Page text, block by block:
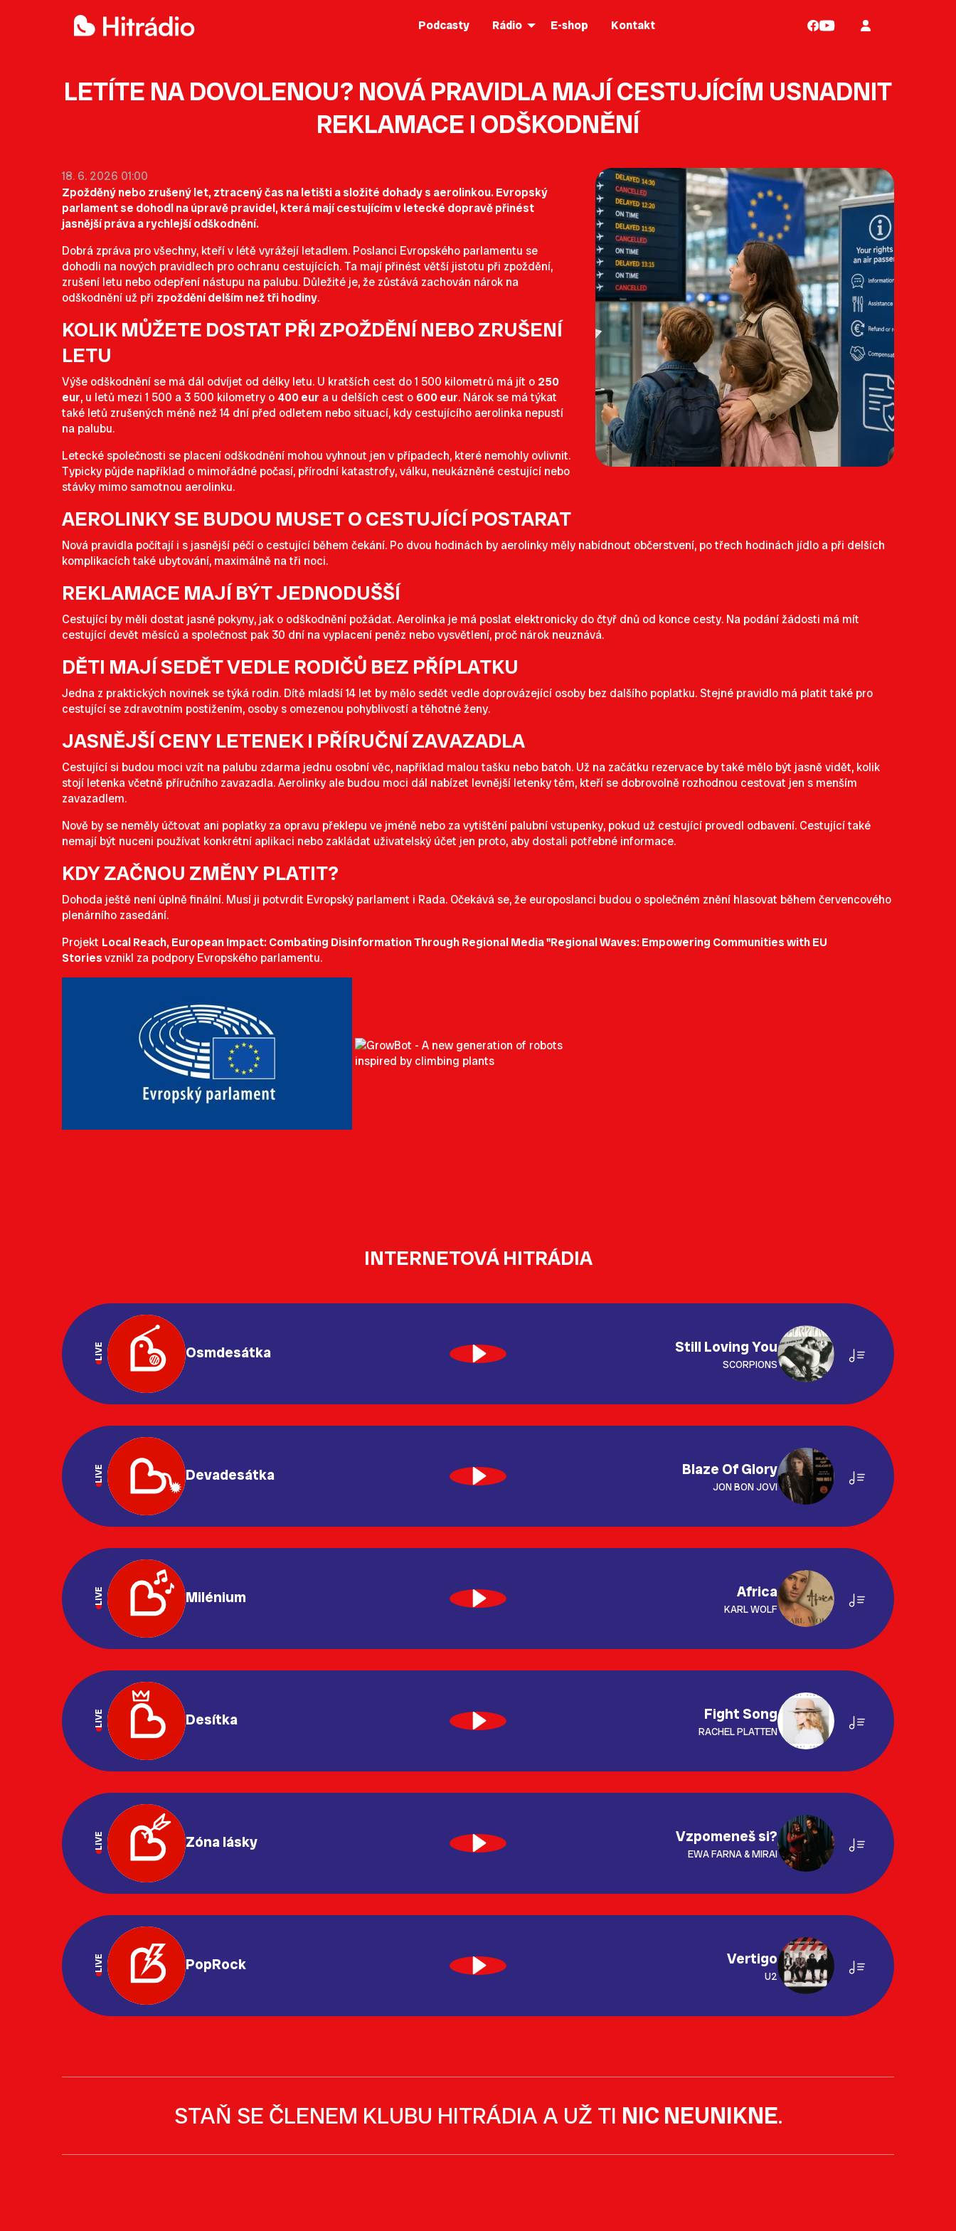
Podcasty Rádio E-shop Kontakt
LETÍTE NA DOVOLENOU? NOVÁ PRAVIDLA MAJÍ CESTUJÍCÍM USNADNIT
REKLAMACE I ODŠKODNĚNÍ
18. 6. 2026 01:00
Zpožděný nebo zrušený let, ztracený čas na letišti a složité dohady s aerolinkou. Evropský
parlament se dohodl na úpravě pravidel, která mají cestujícím v letecké dopravě přinést
jasnější práva a rychlejší odškodnění.
Dobrá zpráva pro všechny, kteří v létě vyrážejí letadlem. Poslanci Evropského parlamentu se
dohodli na nových pravidlech pro ochranu cestujících. Ta mají přinést větší jistotu při zpoždění,
zrušení letu nebo odepření nástupu na palubu. Důležité je, že zůstává zachován nárok na
odškodnění už při zpoždění delším než tři hodiny.
KOLIK MŮŽETE DOSTAT PŘI ZPOŽDĚNÍ NEBO ZRUŠENÍ
LETU
Výše odškodnění se má dál odvíjet od délky letu. U kratších cest do 1 500 kilometrů má jít o 250
eur, u letů mezi 1 500 a 3 500 kilometry o 400 eur a u delších cest o 600 eur. Nárok se má týkat
také letů zrušených méně než 14 dní před odletem nebo situací, kdy cestujícího aerolinka nepustí
na palubu.
Letecké společnosti se placení odškodnění mohou vyhnout jen v případech, které nemohly ovlivnit.
Typicky půjde například o mimořádné počasí, přírodní katastrofy, válku, neukázněné cestující nebo
stávky mimo samotnou aerolinku.
AEROLINKY SE BUDOU MUSET O CESTUJÍCÍ POSTARAT
Nová pravidla počítají i s jasnější péčí o cestující během čekání. Po dvou hodinách by aerolinky měly nabídnout občerstvení, po třech hodinách jídlo a při delších
komplikacích také ubytování, maximálně na tři noci.
REKLAMACE MAJÍ BÝT JEDNODUŠŠÍ
Cestující by měli dostat jasné pokyny, jak o odškodnění požádat. Aerolinka je má poslat elektronicky do čtyř dnů od konce cesty. Na podání žádosti má mít
cestující devět měsíců a společnost pak 30 dní na vyplacení peněz nebo vysvětlení, proč nárok neuznává.
DĚTI MAJÍ SEDĚT VEDLE RODIČŮ BEZ PŘÍPLATKU
Jedna z praktických novinek se týká rodin. Dítě mladší 14 let by mělo sedět vedle doprovázející osoby bez dalšího poplatku. Stejné pravidlo má platit také pro
cestující se zdravotním postižením, osoby s omezenou pohyblivostí a těhotné ženy.
JASNĚJŠÍ CENY LETENEK I PŘÍRUČNÍ ZAVAZADLA
Cestující si budou moci vzít na palubu zdarma jednu osobní věc, například malou tašku nebo batoh. Už na začátku rezervace by také mělo být jasně vidět, kolik
stojí letenka včetně příručního zavazadla. Aerolinky ale budou moci dál nabízet levnější letenky těm, kteří se dobrovolně rozhodnou cestovat jen s menším
zavazadlem.
Nově by se neměly účtovat ani poplatky za opravu překlepu ve jméně nebo za vytištění palubní vstupenky, pokud už cestující provedl odbavení. Cestující také
nemají být nuceni používat konkrétní aplikaci nebo zakládat uživatelský účet jen proto, aby dostali potřebné informace.
KDY ZAČNOU ZMĚNY PLATIT?
Dohoda ještě není úplně finální. Musí ji potvrdit Evropský parlament i Rada. Očekává se, že europoslanci budou o společném znění hlasovat během červencového
plenárního zasedání.
Projekt Local Reach, European Impact: Combating Disinformation Through Regional Media "Regional Waves: Empowering Communities with EU
Storiesvznikl za podpory Evropského parlamentu.
INTERNETOVÁ HITRÁDIA
LIVE Osmdesátka Still Loving You
SCORPIONS
LIVE Devadesátka Blaze Of Glory
JON BON JOVI
LIVE Milénium Africa
KARL WOLF
LIVE Desítka Fight Song
RACHEL PLATTEN
LIVE Zóna lásky Vzpomeneš si?
EWA FARNA & MIRAI
LIVE PopRock Vertigo
U2
STAŇ SE ČLENEM KLUBU HITRÁDIA A UŽ TI NIC NEUNIKNE.